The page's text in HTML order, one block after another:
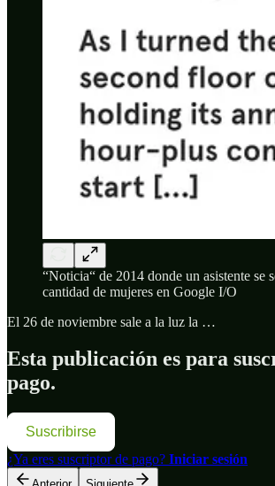
“Noticia“ de 2014 donde un asistente se
cantidad de mujeres en Google I/O
El 26 de noviembre sale a la luz la …
Esta publicación es para
pago.
Suscribirse
¿Ya eres suscriptor de pago? Iniciar sesión